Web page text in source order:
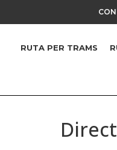
RUTA PER TRAMS